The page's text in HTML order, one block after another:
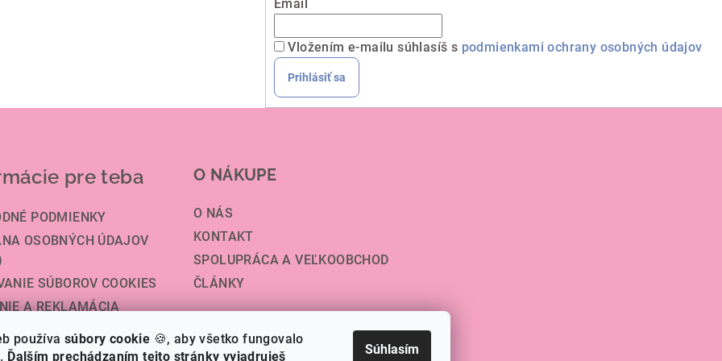
používa súbory cookie 🍪, aby všetko fungovalo
Ďalším prechádzaním tejto stránky vyjadruješ Súhlasím
Email
Vložením e-mailu súhlasíš s podmienkami ochrany osobných údajov
Prihlásiť sa
pre teba
PODMIENKY
OSOBNÝCH ÚDAJOV
SÚBOROV COOKIES
A REKLAMÁCIA
A PLATBA
OBCHODU
O NÁKUPE
O NÁS
KONTAKT
SPOLUPRÁCA A VEĽKOOBCHOD
ČLÁNKY